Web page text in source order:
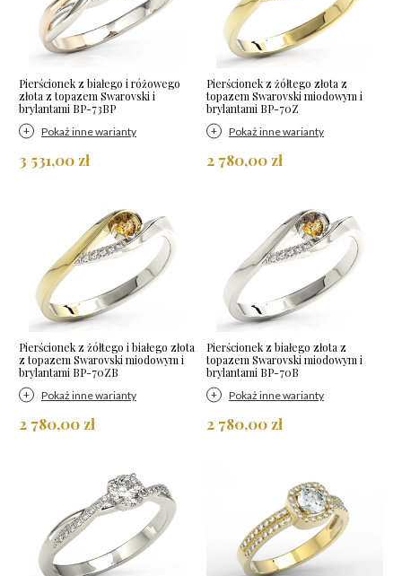
Pierścionek z białego i różowego
złota z topazem Swarovski i
brylantami BP-73BP
Pokaż inne warianty
3 531,00 zł
Pierścionek z żółtego złota z
topazem Swarovski miodowym i
brylantami BP-70Z
Pokaż inne warianty
2 780,00 zł
Pierścionek z żółtego i białego złota
z topazem Swarovski miodowym i
brylantami BP-70ZB
Pokaż inne warianty
2 780,00 zł
Pierścionek z białego złota z
topazem Swarovski miodowym i
brylantami BP-70B
Pokaż inne warianty
2 780,00 zł